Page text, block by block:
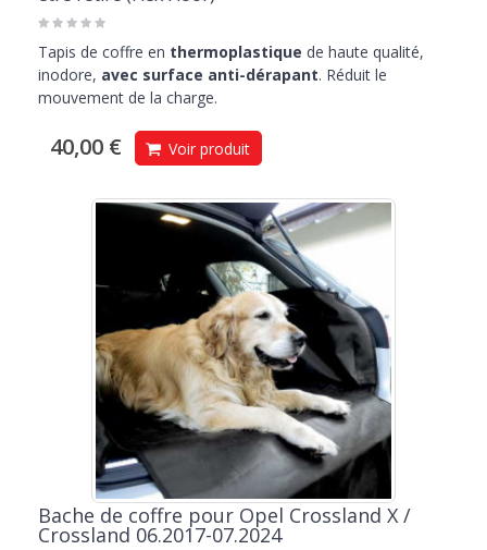
Tapis de coffre en thermoplastique de haute qualité,
inodore, avec surface anti-dérapant. Réduit le
mouvement de la charge.
40,00 € Voir produit
Bache de coffre pour Opel Crossland X /
Crossland 06.2017-07.2024